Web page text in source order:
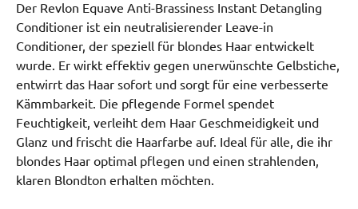
Der Revlon Equave Anti-Brassiness Instant Detangling
Conditioner ist ein neutralisierender Leave-in
Conditioner, der speziell für blondes Haar entwickelt
wurde. Er wirkt effektiv gegen unerwünschte Gelbstiche,
entwirrt das Haar sofort und sorgt für eine verbesserte
Kämmbarkeit. Die pflegende Formel spendet
Feuchtigkeit, verleiht dem Haar Geschmeidigkeit und
Glanz und frischt die Haarfarbe auf. Ideal für alle, die ihr
blondes Haar optimal pflegen und einen strahlenden,
klaren Blondton erhalten möchten.